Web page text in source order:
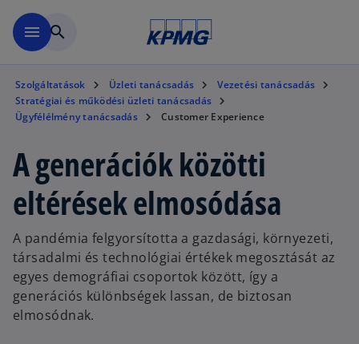
menu search
Szolgáltatások Üzleti tanácsadás
Vezetési tanácsadás
Stratégiai és működési üzleti tanácsadás
Ügyfélélmény tanácsadás
Customer Experience
A generációk közötti
eltérések elmosódása
A pandémia felgyorsította a gazdasági, környezeti,
társadalmi és technológiai értékek megosztását az
egyes demográfiai csoportok között, így a
generációs különbségek lassan, de biztosan
elmosódnak.